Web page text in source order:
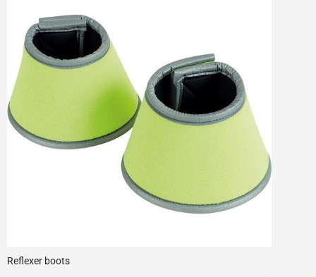
Reflexer boots